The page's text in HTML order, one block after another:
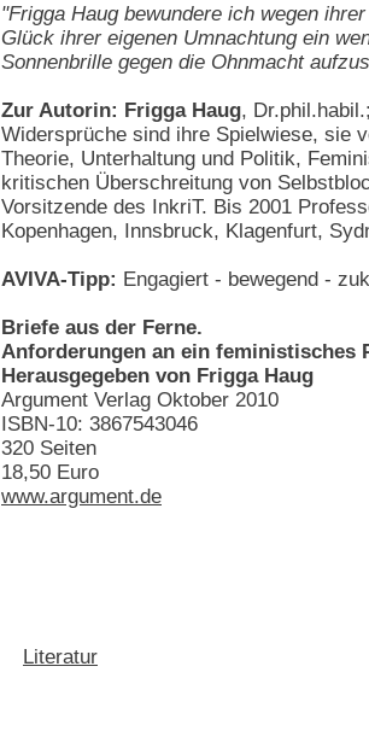
"Frigga Haug bewundere ich wegen ihrer
Glück ihrer eigenen Umnachtung ein
Sonnenbrille gegen die Ohnmacht
Zur Autorin: Frigga Haug,
Widersprüche sind ihre Spielwiese, sie
Theorie, Unterhaltung und Politik,
kritischen Überschreitung von
Vorsitzende des InkriT. Bis 2001
Kopenhagen, Innsbruck, Klagenfurt,
AVIVA-Tipp: Engagiert - bewegend -
Briefe aus der Ferne.
Anforderungen an ein feministisches
Herausgegeben von Frigga Haug
Argument Verlag Oktober 2010
ISBN-10: 3867543046
320 Seiten
18,50 Euro
www.argument.de
Literatur